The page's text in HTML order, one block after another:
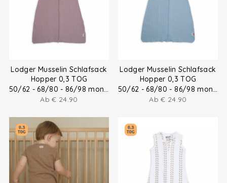
Lodger Musselin Schlafsack
Hopper 0,3 TOG
50/62 - 68/80 - 86/98 months
Ab€ 24.90
Lodger Musselin Schlafsack
Hopper 0,3 TOG
50/62 - 68/80 - 86/98 months
Ab€ 24.90